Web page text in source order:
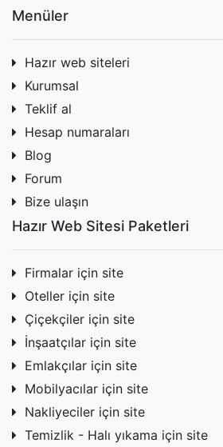
Menüler
Hazır web siteleri
Kurumsal
Teklif al
Hesap numaraları
Blog
Forum
Bize ulaşın
Hazır Web Sitesi Paketleri
Firmalar için site
Oteller için site
Çiçekçiler için site
İnşaatçılar için site
Emlakçılar için site
Mobilyacılar için site
Nakliyeciler için site
Temizlik - Halı yıkama için site